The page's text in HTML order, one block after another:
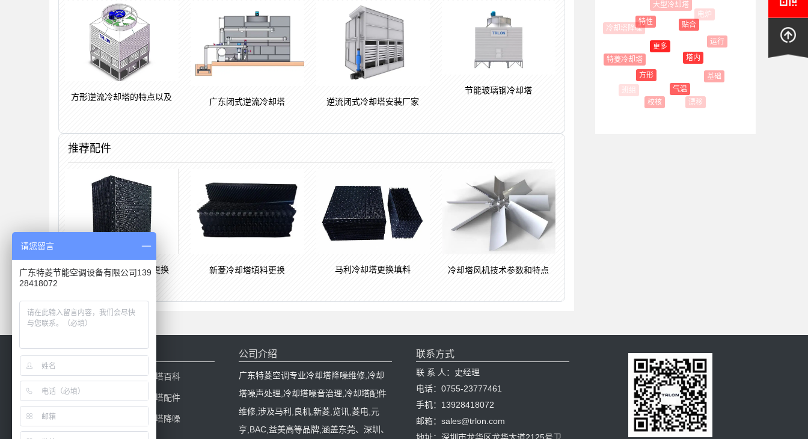
方形逆流冷却塔的特点以及
广东闭式逆流冷却塔 逆流闭式冷却塔安装厂家
节能玻璃钢冷却塔
推荐配件
BAC,新菱冷却塔填料更换 新菱冷却塔填料更换 马利冷却塔更换填料 冷却塔风机技术参数和特点
特菱冷却塔
方形
更多
特性
冷却塔降噪
校核
气温
塔内
贴合
大型冷却塔
漂移
基础
运行
电炉
网站导航
网站首页 冷却塔百科
产品中心 冷却塔配件
冷却塔降噪
公司介绍
广东特菱空调专业冷却塔降噪维修,冷却
塔噪声处理,冷却塔噪音治理,冷却塔配件
维修,涉及马利,良机,新菱,览讯,菱电,元
亨,BAC,益美高等品牌,涵盖东莞、深圳、
联系方式
联 系 人：史经理
电话：0755-23777461
手机：13928418072
邮箱：sales@trlon.com
请您留言
广东特菱节能空调设备有限公司139
28418072